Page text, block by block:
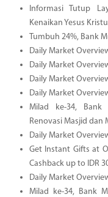
Informasi Tutup
Kenaikan Yesus
Tumbuh 24%, Bank
Daily Market
Daily Market
Daily Market
Daily Market
Milad ke-34, Bank
Renovasi Masjid dan
Daily Market
Get Instant Gifts at
Cashback up to IDR
Daily Market
Milad ke-34, Bank